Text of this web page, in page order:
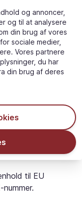
can variate.
til EU
og annoncer,
og til at analysere
din brug af vores
sociale medier,
Vores partnere
du har
din brug af deres